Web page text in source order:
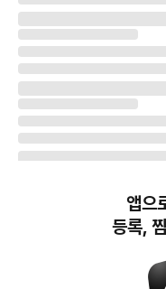
앱으
등록,